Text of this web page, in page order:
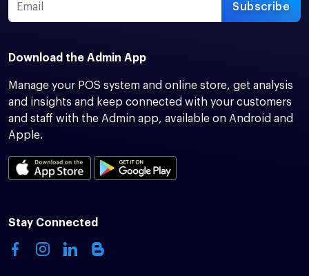
Subscribe
Download the Admin App
Manage your POS system and online store, get analysis
and insights and keep connected with your customers
and staff with the Admin app, available on Android and
Apple.
Stay Connected